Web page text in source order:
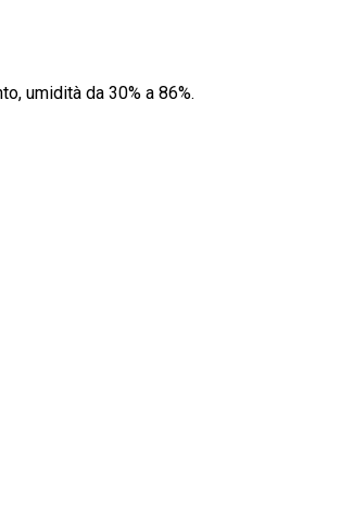
umidità da 30% a 86%.